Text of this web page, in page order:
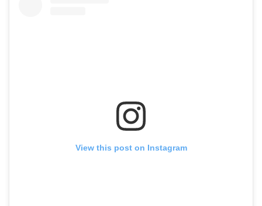
View this post on Instagram